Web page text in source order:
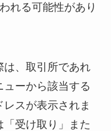
れる可能性があり
は、取引所であれ
ーから該当する
スが表示されま
受け取り」また